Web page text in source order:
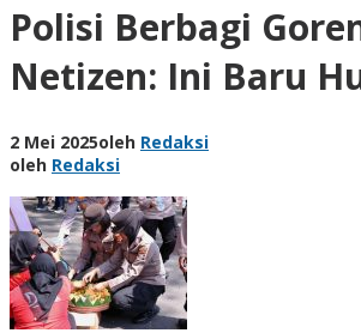
Polisi Berbagi
Netizen: Ini Baru
2 Mei 2025oleh Redaksi
oleh Redaksi